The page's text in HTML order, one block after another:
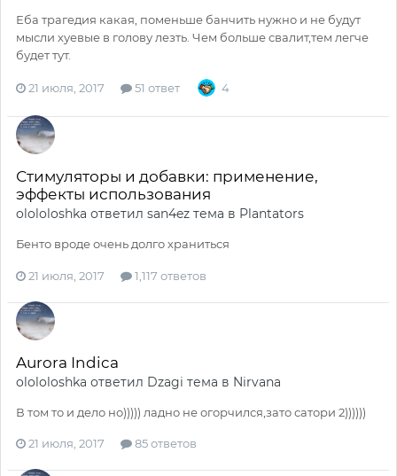
Еба трагедия какая, поменьше банчить нужно и не будут
мысли хуевые в голову лезть. Чем больше свалит,тем легче
будет тут.
21 июля, 2017 51 ответ 4
Стимуляторы и добавки: применение,
эффекты использования
olololoshka ответил san4ez тема в Plantators
Бенто вроде очень долго храниться
21 июля, 2017 1,117 ответов
Aurora Indica
olololoshka ответил Dzagi тема в Nirvana
В том то и дело но))))) ладно не огорчился,зато сатори 2))))))
21 июля, 2017 85 ответов